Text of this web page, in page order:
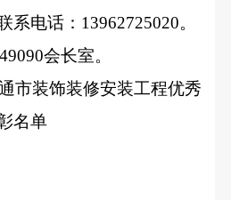
系电话：13962725020。
会长室。
市装饰装修安装工程优秀
名单